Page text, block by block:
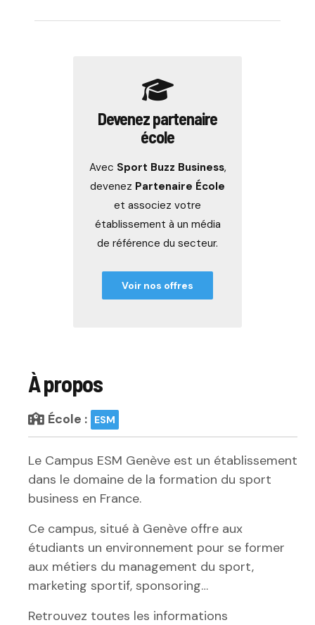
Devenez partenaire
école
Avec Sport Buzz Business,
devenez Partenaire École
et associez votre
établissement à un média
de référence du secteur.
Voir nos offres
À propos
École : ESM
Le Campus ESM Genève est un établissement
dans le domaine de la formation du sport
business en France.
Ce campus, situé à Genève offre aux
étudiants un environnement pour se former
aux métiers du management du sport,
marketing sportif, sponsoring…
Retrouvez toutes les informations